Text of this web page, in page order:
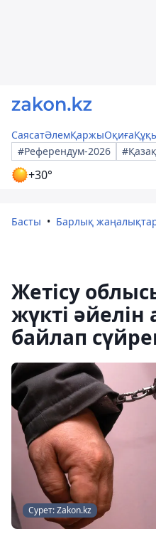
СаясатӘлемҚаржыОқиға
#Референдум-2026
+30°
Басты Барлық
Жетісу
жүкті
байлап
Сурет: Zakon.kz